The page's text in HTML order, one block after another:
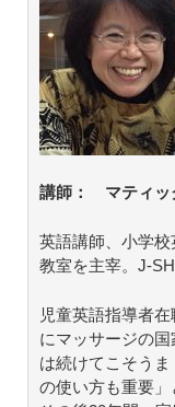
講師： マティッ
英語講師、小学
教室を主宰。J-
児童英語指導者
にマッサージの
は続けてこそう
の使い方も重要」